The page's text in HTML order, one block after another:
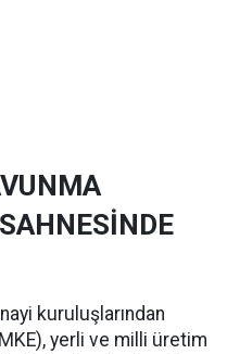
kuruluşlarından
yerli ve milli üretim